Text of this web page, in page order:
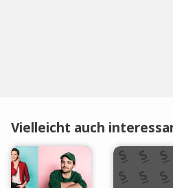
Vielleicht auch